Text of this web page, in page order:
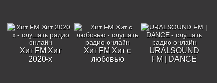
Хит FM Хит
2020-х
Хит FM Хит с
любовью
URALSOUND
FM | DANCE